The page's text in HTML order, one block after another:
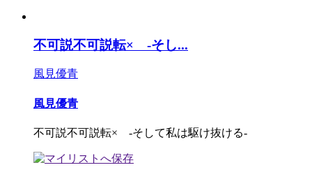
不可説不可説転× -そし...
風見優青
風見優青
不可説不可説転× -そして私は駆け抜ける-